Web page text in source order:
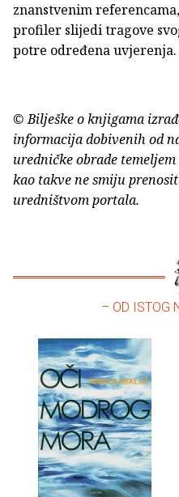
znanstvenim
profiler slijedi tragove
potre određena uvjerenja.
© Bilješke o knjigama
informacija dobivenih od
uredničke obrade
kao takve ne smiju
uredništvom portala.
– OD ISTOG